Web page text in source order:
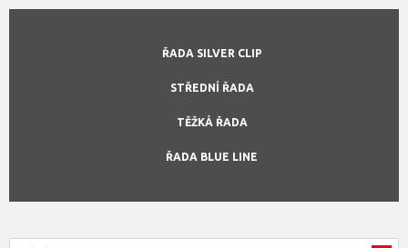
ŘADA SILVER CLIP
STŘEDNÍ ŘADA
TĚŽKÁ ŘADA
ŘADA BLUE LINE